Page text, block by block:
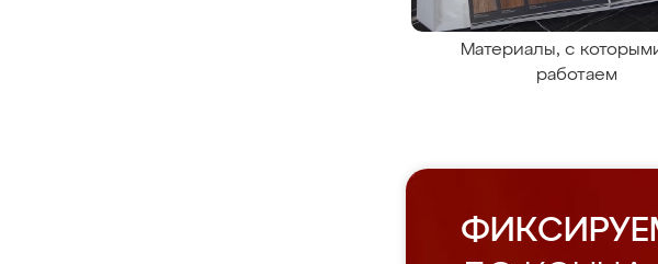
Материалы, с
работаем